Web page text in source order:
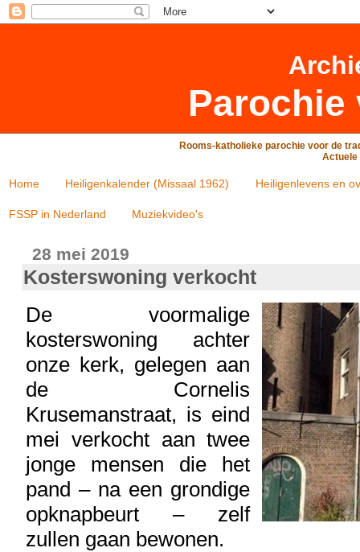
Parochie
Rooms-katholieke parochie voor de
Actuele
Home Heiligenkalender (Missaal 1962) Heiligenlevens en
FSSP in Nederland Muziekvideo's
28 mei 2019
Kosterswoning verkocht
De voormalige
kosterswoning achter
onze kerk, gelegen aan
de Cornelis
Krusemanstraat, is eind
mei verkocht aan twee
jonge mensen die het
pand – na een grondige
opknapbeurt – zelf
zullen gaan bewonen.